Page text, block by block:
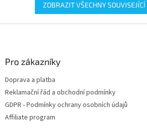
ZOBRAZIT VŠECHNY SOUVISEJÍCÍ
Pro zákazníky
Doprava a platba
Reklamační řád a obchodní podmínky
GDPR - Podmínky ochrany osobních údajů
Affiliate program